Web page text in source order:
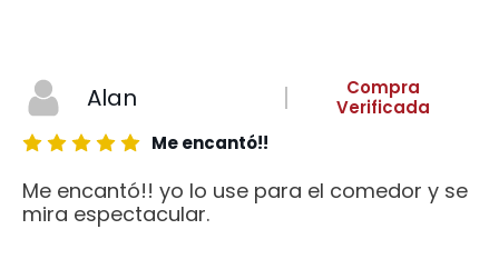
Alan
Compra
Verificada
Me encantó!!
Me encantó!! yo lo use para el comedor y se
mira espectacular.